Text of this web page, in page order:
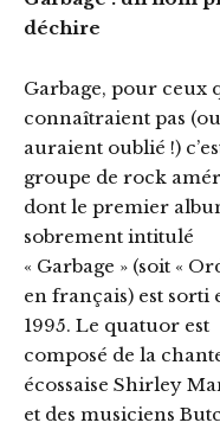
déchire
Garbage, pour ceux
connaîtraient pas
auraient oublié !)
groupe de rock
dont le premier
sobrement intitulé
« Garbage » (soit «
en français) est sorti
1995. Le quatuor est
composé de la
écossaise Shirley
et des musiciens